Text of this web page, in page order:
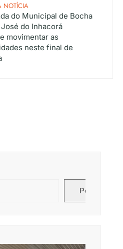
NOTÍCIA
do Municipal de Bocha
do Inhacorá
movimentar as
neste final de
Pesquisar